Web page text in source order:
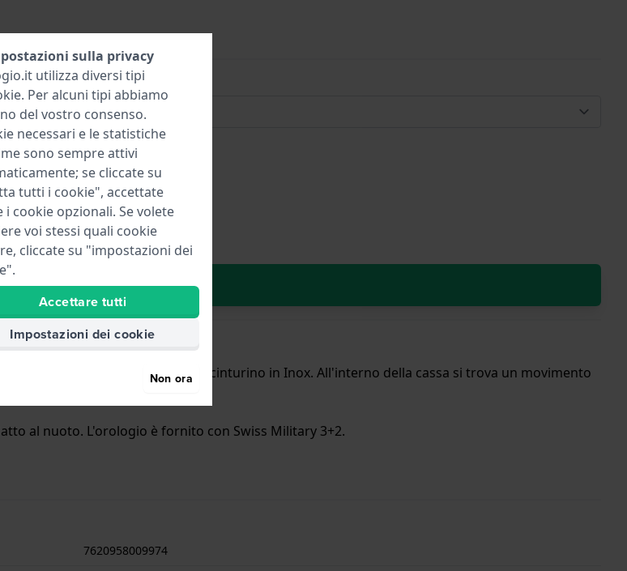
più:
Aggiungi al carrello
di 42 mm ed è dotato di un cinturino in Inox. All'interno della cassa si trova un movimento
al nuoto. L'orologio è fornito con Swiss Military 3+2.
7620958009974
sulla privacy
utilizza diversi tipi
. Per alcuni tipi abbiamo
del vostro consenso.
necessari e le statistiche
sono sempre attivi
se cliccate su
tutti i cookie", accettate
i cookie opzionali. Se volete
voi stessi quali cookie
cliccate su "impostazioni dei
Accettare tutti
Impostazioni dei cookie
Non ora